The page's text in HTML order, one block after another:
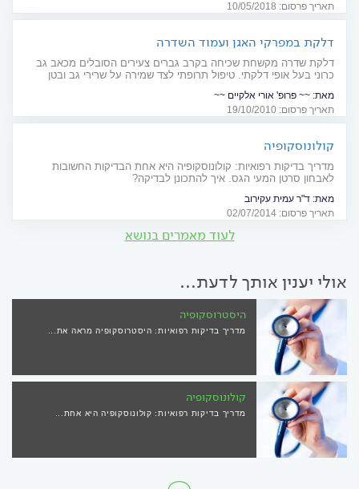
תאריך פרסום: 10/05/2018
דלקת במפרקי האגן ועמוד השדרה
דלקת שדרה מקשחת שכיחה בקרב גברים צעירים הסובלים מכאב גב
כרוני בעל אופי דלקתי. טיפול תרופתי לצד שמירה על שרירי גב ובטן
מאת: ~~ פרופ' אורי אלקיים ~~
תאריך פרסום: 19/10/2010
קולונוסקופיה
מדריך בדיקות רפואיות: קולונוסקופיה היא אחת הבדיקות החשובות
לאבחון סרטן המעי הגס. איך להתכונן לבדיקה?
מאת: ד"ר עמית עקירוב
תאריך פרסום: 02/07/2014
לעוד מאמרים בנושא
אולי יענין אותך לדעת...
היסטרוסקופיה
מדריך בדיקות רפואיות: היסטרוסקופיה מראה את...
קולונוסקופיה
מדריך בדיקות רפואיות: קולונוסקופיה היא אחת...